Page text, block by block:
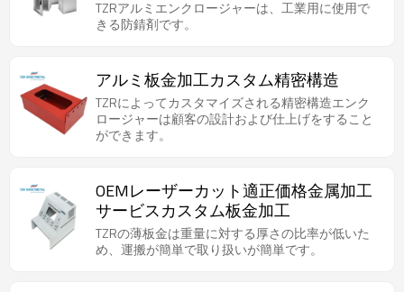
をカスタマイズしました
TZRアルミエンクロージャーは、工業用に使用で
きる防錆剤です。
アルミ板金加工カスタム精密構造
TZRによってカスタマイズされる精密構造エンク
ロージャーは顧客の設計および仕上げをすること
ができます。
OEMレーザーカット適正価格金属加工
サービスカスタム板金加工
TZRの薄板金は重量に対する厚さの比率が低いた
め、運搬が簡単で取り扱いが簡単です。